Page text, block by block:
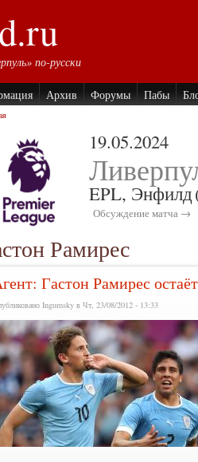
по-русски
Архив Форумы Пабы
19.05.2024
EPL, Энфилд
Обсуждение матча →
Рамирес
Гастон Рамирес
Ingumsky в Чт, 23/08/2012 - 13:33